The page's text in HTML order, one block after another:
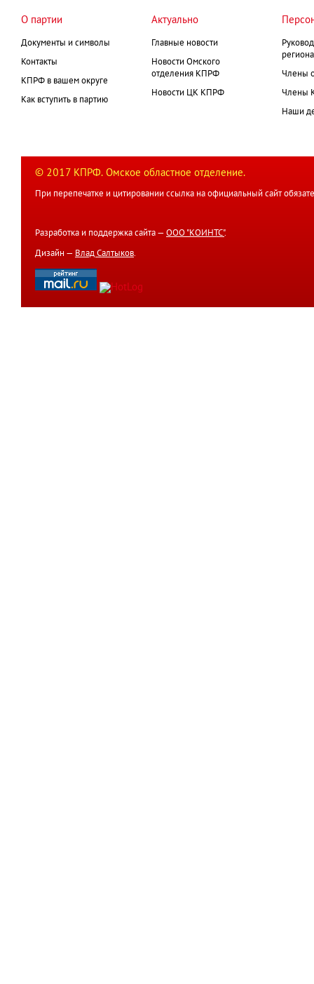
О партии
Документы и символы
Контакты
КПРФ в вашем округе
Как вступить в партию
Актуально
Главные новости
Новости Омского
отделения КПРФ
Новости ЦК КПРФ
Члены
Члены
Наши
© 2017 КПРФ. Омское областное отделение.
При перепечатке и цитировании ссылка на официальный сайт
Разработка и поддержка сайта — ООО "КОИНТС".
Дизайн — Влад Салтыков.